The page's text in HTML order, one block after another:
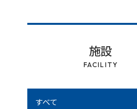
施設
FACILITY
すべて